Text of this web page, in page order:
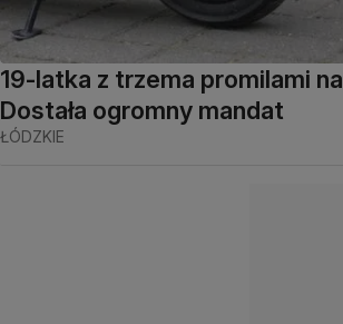
19-latka z trzema promilami
Dostała ogromny mandat
ŁÓDZKIE